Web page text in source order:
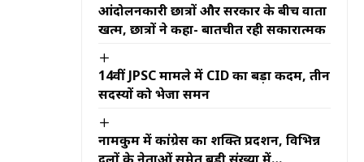
आंदोलनकारी छात्रों और सरकार के बीच वार्ता
खत्म, छात्रों ने कहा- बातचीत रही सकारात्मक
14वीं JPSC मामले में CID का बड़ा कदम, तीन
सदस्यों को भेजा समन
नामकुम में कांग्रेस का शक्ति प्रदर्शन, विभिन्न